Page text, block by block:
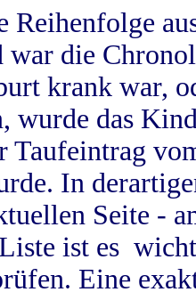
Reihenfolge
war die
krank war,
wurde das
Taufeintrag
In
Seite -
ist es
Eine